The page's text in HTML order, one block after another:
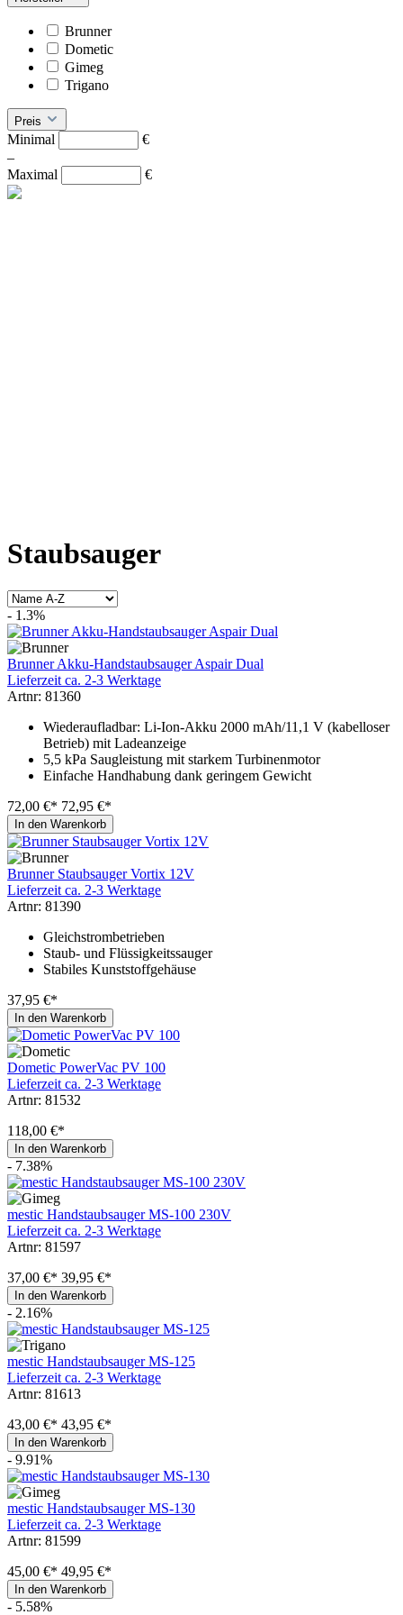
Brunner
Dometic
Gimeg
Trigano
Preis
Minimal
€
–
Maximal
€
Staubsauger
- 1.3%
Brunner Akku-Handstaubsauger Aspair Dual
Lieferzeit ca. 2-3 Werktage
Artnr: 81360
Wiederaufladbar: Li-Ion-Akku 2000 mAh/11,1 V (kabelloser
Betrieb) mit Ladeanzeige
5,5 kPa Saugleistung mit starkem Turbinenmotor
Einfache Handhabung dank geringem Gewicht
72,00 €* 72,95 €*
In den Warenkorb
Brunner Staubsauger Vortix 12V
Lieferzeit ca. 2-3 Werktage
Artnr: 81390
Gleichstrombetrieben
Staub- und Flüssigkeitssauger
Stabiles Kunststoffgehäuse
37,95 €*
In den Warenkorb
Dometic PowerVac PV 100
Lieferzeit ca. 2-3 Werktage
Artnr: 81532
118,00 €*
In den Warenkorb
- 7.38%
mestic Handstaubsauger MS-100 230V
Lieferzeit ca. 2-3 Werktage
Artnr: 81597
37,00 €* 39,95 €*
In den Warenkorb
- 2.16%
mestic Handstaubsauger MS-125
Lieferzeit ca. 2-3 Werktage
Artnr: 81613
43,00 €* 43,95 €*
In den Warenkorb
- 9.91%
mestic Handstaubsauger MS-130
Lieferzeit ca. 2-3 Werktage
Artnr: 81599
45,00 €* 49,95 €*
In den Warenkorb
- 5.58%